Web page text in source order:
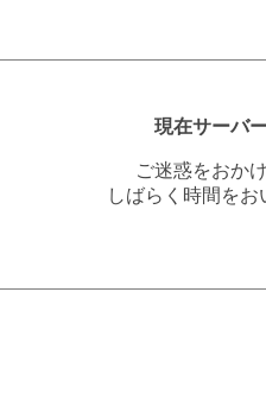
現在サーバ
ご迷惑をおか
しばらく時間を